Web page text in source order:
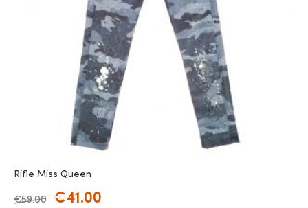
Rifle Miss Queen
€59.00 €41.00